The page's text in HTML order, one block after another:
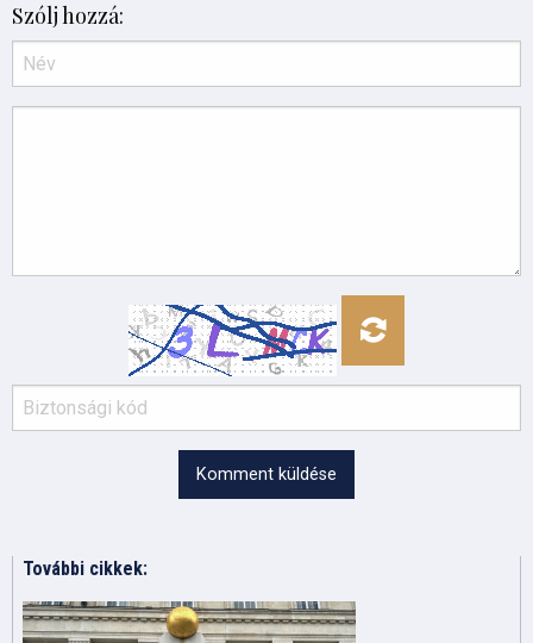
Szólj hozzá:
Komment küldése
További cikkek: